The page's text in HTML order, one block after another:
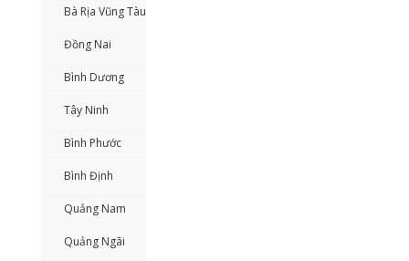
Bà Rịa Vũng Tàu
Đồng Nai
Bình Dương
Tây Ninh
Bình Phước
Bình Định
Quảng Nam
Quảng Ngãi